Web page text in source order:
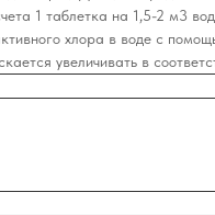
1 таблетка на 1,5-2 м3
хлора в воде с
увеличивать в